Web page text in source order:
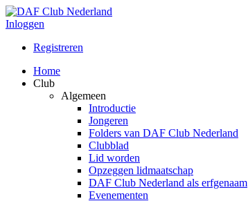
Inloggen
Registreren
Home
Club
Algemeen
Introductie
Jongeren
Folders van DAF Club Nederland
Clubblad
Lid worden
Opzeggen lidmaatschap
DAF Club Nederland als erfgenaam
Evenementen